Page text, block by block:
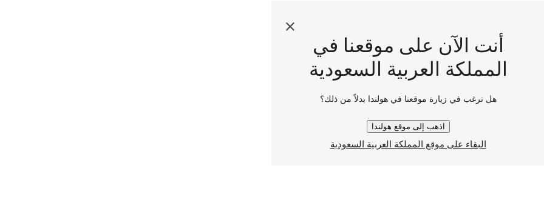
أنت الآن على موقعنا في
المملكة العربية السعودية
هل ترغب في زيارة موقعنا في هولندا بدلاً من ذلك؟
اذهب إلى موقع هولندا
البقاء على موقع المملكة العربية السعودية